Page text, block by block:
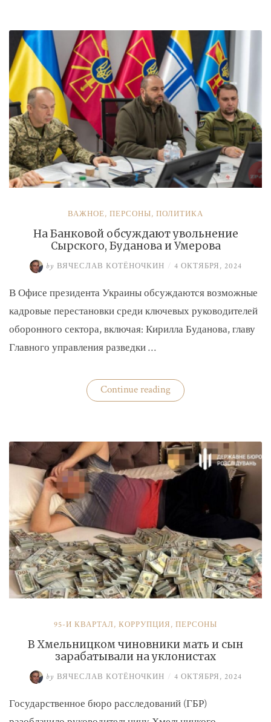
налогов»
ВАЖНОЕ, ПЕРСОНЫ, ПОЛИТИКА
На Банковой обсуждают увольнение
Сырского, Буданова и Умерова
by ВЯЧЕСЛАВ КОТЁНОЧКИН / 4 ОКТЯБРЯ, 2024
В Офисе президента Украины обсуждаются возможные
кадровые перестановки среди ключевых руководителей
оборонного сектора, включая: Кирилла Буданова, главу
Главного управления разведки …
Continue reading«На
Банковой
Буданова
и
Умерова»
95-Й КВАРТАЛ, КОРРУПЦИЯ, ПЕРСОНЫ
В Хмельницком чиновники мать и сын
зарабатывали на уклонистах
by ВЯЧЕСЛАВ КОТЁНОЧКИН / 4 ОКТЯБРЯ, 2024
Государственное бюро расследований (ГБР)